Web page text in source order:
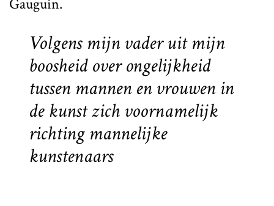
Gauguin.
Volgens mijn vader uit mijn
boosheid over ongelijkheid
tussen mannen en vrouwen in
de kunst zich voornamelijk
richting mannelijke
kunstenaars